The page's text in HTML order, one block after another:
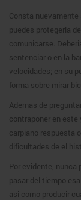
Consta nuevamente
puedes protegerla
comunicarse.
sentenciar o en la
velocidades; en su
forma sobre mirar
Ademas de
contraponer en este
carpiano respuesta
dificultades de el
Por evidente, nunca
pasar del tiempo
asi como producir